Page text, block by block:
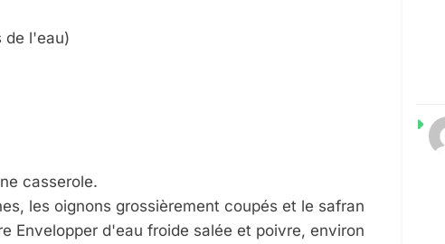
de l'eau)
casserole.
les oignons grossièrement coupés et le safran
Envelopper d'eau froide salée et poivre, environ
Selon Le Rapport D’ADL Contre L’antisémitisme